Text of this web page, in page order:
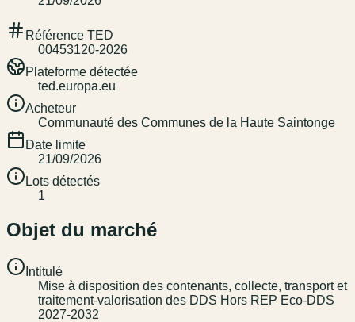
Référence TED
00453120-2026
Plateforme détectée
ted.europa.eu
Acheteur
Communauté des Communes de la Haute Saintonge
Date limite
21/09/2026
Lots détectés
1
Objet du marché
Intitulé
Mise à disposition des contenants, collecte, transport et
traitement-valorisation des DDS Hors REP Eco-DDS
2027-2032